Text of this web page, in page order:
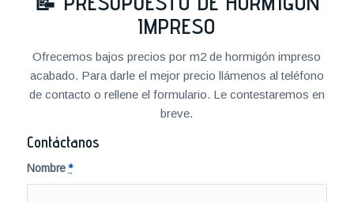
IMPRESO
Ofrecemos bajos precios por m2 de hormigón impreso
acabado. Para darle el mejor precio llámenos al teléfono
de contacto o rellene el formulario. Le contestaremos en
breve.
Contáctanos
Nombre*